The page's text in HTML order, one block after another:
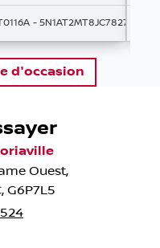
- 5N1AT2MT8JC782720
d'occasion
Ouest,
, G6P7L5